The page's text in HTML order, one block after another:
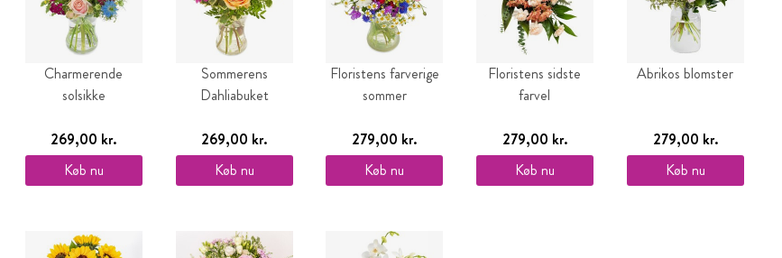
Charmerende
solsikke
269,00 kr.
Køb nu
Sommerens
Dahliabuket
269,00 kr.
Køb nu
Floristens farverige
sommer
279,00 kr.
Køb nu
Floristens sidste
farvel
279,00 kr.
Køb nu
Abrikos blomster
279,00 kr.
Køb nu